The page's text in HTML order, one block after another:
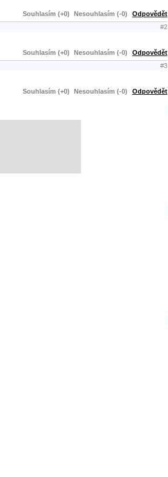
Souhlasím (+0) Nesouhlasím (-0) Odpovědět
#2
Souhlasím (+0) Nesouhlasím (-0) Odpovědět
#3
Souhlasím (+0) Nesouhlasím (-0) Odpovědět